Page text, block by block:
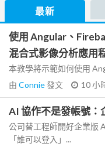
最新
使用 Angular、
混合式影像分析應用
本教學將示範如何使用
由 Connie發文 10 小
AI 協作不是發帳號：
公司替工程師開好企業版
「誰可以登入」...